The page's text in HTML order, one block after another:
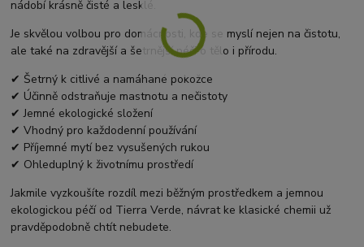
nádobí krásně čisté a lesklé.
Je skvělou volbou pro domácnosti, kde se myslí nejen na čistotu,
ale také na zdravější a šetrnější péči o tělo i přírodu.
✔ Šetrný k citlivé a namáhané pokožce
✔ Účinně odstraňuje mastnotu a nečistoty
✔ Jemné ekologické složení
✔ Vhodný pro každodenní používání
✔ Příjemné mytí bez vysušených rukou
✔ Ohleduplný k životnímu prostředí
Jakmile vyzkoušíte rozdíl mezi běžným prostředkem a jemnou
ekologickou péčí od Tierra Verde, návrat ke klasické chemii už
pravděpodobně chtít nebudete.